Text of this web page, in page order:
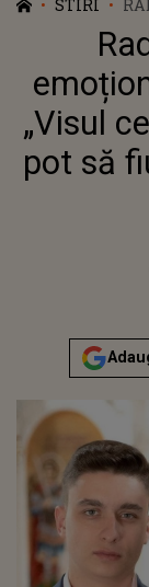
STIRI
„Visul
pot să
miercuri, 11